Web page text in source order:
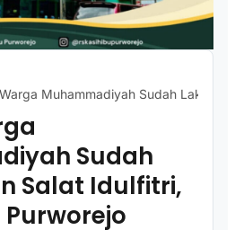
Muhammadiyah Sudah
Sudah
Salat Idulfitri,
Purworejo